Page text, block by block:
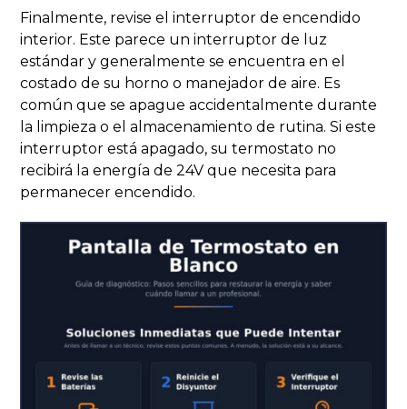
Finalmente, revise el interruptor de encendido
interior. Este parece un interruptor de luz
estándar y generalmente se encuentra en el
costado de su horno o manejador de aire. Es
común que se apague accidentalmente durante
la limpieza o el almacenamiento de rutina. Si este
interruptor está apagado, su termostato no
recibirá la energía de 24V que necesita para
permanecer encendido.